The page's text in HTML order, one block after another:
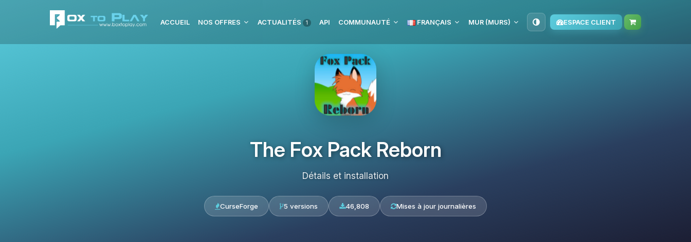
ACCUEIL NOS OFFRES ACTUALITÉS 1 API COMMUNAUTÉ FRANÇAIS MUR (MURS) ESPACE CLIENT
The Fox Pack Reborn
Détails et installation
CurseForge 5 versions 46,808 Mises à jour journalières